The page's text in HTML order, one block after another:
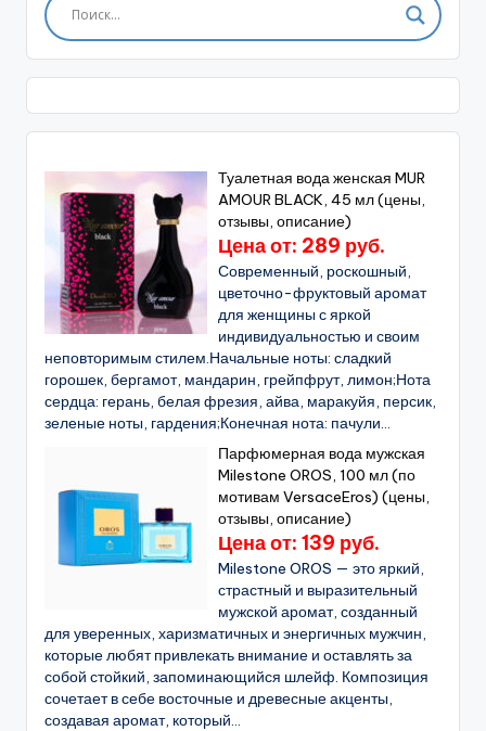
Туалетная вода женская MUR
AMOUR BLACK, 45 мл (цены,
отзывы, описание)
Цена от: 289 руб.
Современный, роскошный,
цветочно-фруктовый аромат
для женщины с яркой
индивидуальностью и своим
неповторимым стилем.Начальные ноты: сладкий
горошек, бергамот, мандарин, грейпфрут, лимон;Нота
сердца: герань, белая фрезия, айва, маракуйя, персик,
зеленые ноты, гардения;Конечная нота: пачули...
Парфюмерная вода мужская
Milestone OROS, 100 мл (по
мотивам VersaceEros) (цены,
отзывы, описание)
Цена от: 139 руб.
Milestone OROS — это яркий,
страстный и выразительный
мужской аромат, созданный
для уверенных, харизматичных и энергичных мужчин,
которые любят привлекать внимание и оставлять за
собой стойкий, запоминающийся шлейф. Композиция
сочетает в себе восточные и древесные акценты,
создавая аромат, который...